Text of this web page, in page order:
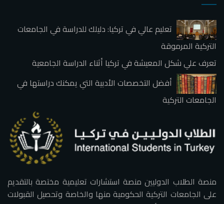
تعليم عالي في تركيا: دليلك للدراسة في الجامعات
التركية المرموقة
تعرف علي شكل المعيشة في تركيا أثناء الدراسة الجامعية
أفضل التخصصات الأدبية التي يمكنك دراستها في
الجامعات التركية
منصة الطلاب الدوليين منصة استشارات تعليمية مختصة بالتقديم
على الجامعات التركية الحكومية منها والخاصة وتحصيل القبولات